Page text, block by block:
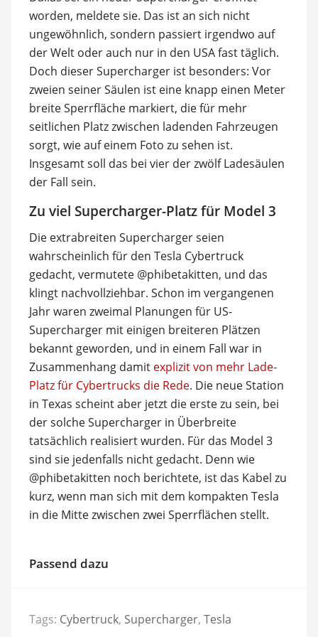
worden, meldete sie. Das ist an sich nicht
ungewöhnlich, sondern passiert irgendwo auf
der Welt oder auch nur in den USA fast täglich.
Doch dieser Supercharger ist besonders: Vor
zweien seiner Säulen ist eine knapp einen Meter
breite Sperrfläche markiert, die für mehr
seitlichen Platz zwischen ladenden Fahrzeugen
sorgt, wie auf einem Foto zu sehen ist.
Insgesamt soll das bei vier der zwölf Ladesäulen
der Fall sein.
Zu viel Supercharger-Platz für Model 3
Die extrabreiten Supercharger seien
wahrscheinlich für den Tesla Cybertruck
gedacht, vermutete @phibetakitten, und das
klingt nachvollziehbar. Schon im vergangenen
Jahr waren zweimal Planungen für US-
Supercharger mit einigen breiteren Plätzen
bekannt geworden, und in einem Fall war in
Zusammenhang damit explizit von mehr Lade-
Platz für Cybertrucks die Rede. Die neue Station
in Texas scheint aber jetzt die erste zu sein, bei
der solche Supercharger in Überbreite
tatsächlich realisiert wurden. Für das Model 3
sind sie jedenfalls nicht gedacht. Denn wie
@phibetakitten noch berichtete, ist das Kabel zu
kurz, wenn man sich mit dem kompakten Tesla
in die Mitte zwischen zwei Sperrflächen stellt.
Passend dazu
Tags: Cybertruck, Supercharger, Tesla